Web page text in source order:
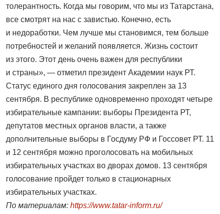
толерантность. Когда мы говорим, что мы из Татарстана,
все смотрят на нас с завистью. Конечно, есть
и недоработки. Чем лучше мы становимся, тем больше
потребностей и желаний появляется. Жизнь состоит
из этого. Этот день очень важен для республики
и страны», — отметил президент Академии наук РТ.
Статус единого дня голосования закреплен за 13
сентября. В республике одновременно проходят четыре
избирательные кампании: выборы Президента РТ,
депутатов местных органов власти, а также
дополнительные выборы в Госдуму РФ и Госсовет РТ. 11
и 12 сентября можно проголосовать на мобильных
избирательных участках во дворах домов. 13 сентября
голосование пройдет только в стационарных
избирательных участках.
По материалам: https://www.tatar-inform.ru/